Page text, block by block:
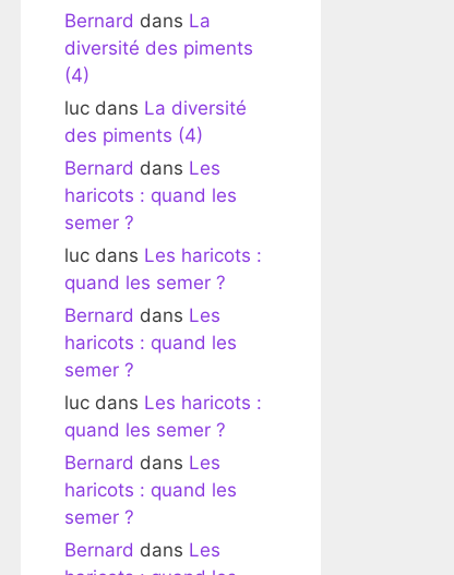
Bernard dans La
diversité des piments
(4)
luc dans La diversité
des piments (4)
Bernard dans Les
haricots : quand les
semer ?
luc dans Les haricots :
quand les semer ?
Bernard dans Les
haricots : quand les
semer ?
luc dans Les haricots :
quand les semer ?
Bernard dans Les
haricots : quand les
semer ?
Bernard dans Les